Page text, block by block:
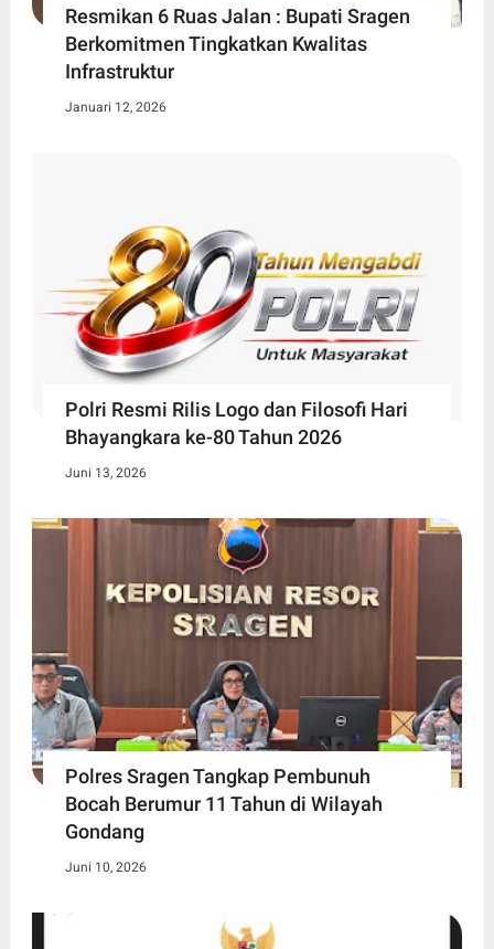
Resmikan 6 Ruas Jalan : Bupati Sragen
Berkomitmen Tingkatkan Kwalitas
Infrastruktur
Januari 12, 2026
Polri Resmi Rilis Logo dan Filosofi Hari
Bhayangkara ke-80 Tahun 2026
Juni 13, 2026
Polres Sragen Tangkap Pembunuh
Bocah Berumur 11 Tahun di Wilayah
Gondang
Juni 10, 2026